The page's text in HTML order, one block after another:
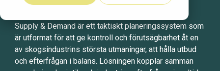
Supply & Demand är ett taktiskt planeringssystem som
är utformat för att ge kontroll och förutsägbarhet åt en
av skogsindustrins största utmaningar, att hålla utbud
och efterfrågan i balans. Lösningen kopplar samman